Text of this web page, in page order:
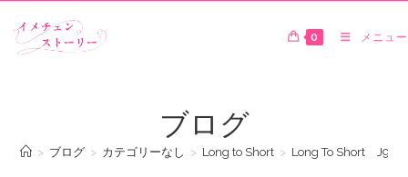
0 メニュー
ブログ
> ブログ > カテゴリーなし > Long to Short > Long To Short J91